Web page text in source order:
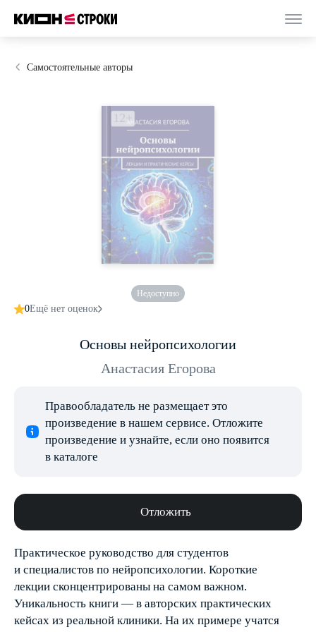
Самостоятельные авторы
Недоступно
0Ещё нет оценок
Основы нейропсихологии
Анастасия Егорова
Правообладатель не размещает это
произведение в нашем сервисе. Отложите
произведение и узнайте, если оно появится
в каталоге
Отложить
Практическое руководство для студентов
и специалистов по нейропсихологии. Короткие
лекции сконцентрированы на самом важном.
Уникальность книги — в авторских практических
кейсах из реальной клиники. На их примере учатся